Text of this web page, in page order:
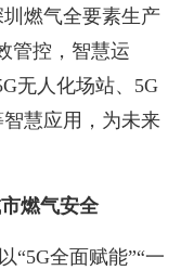
燃气全要素生产
管控，智慧运
无人化场站、5G
慧应用，为未来
燃气安全
“5G全面赋能”“一